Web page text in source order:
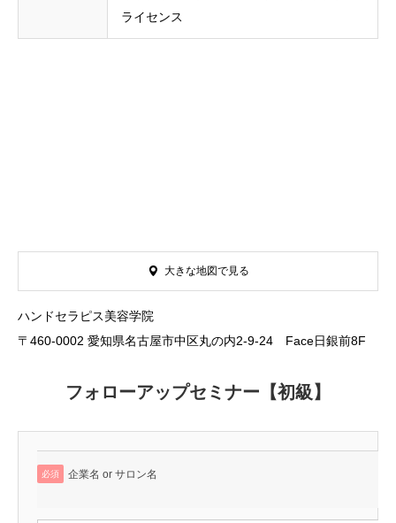
ライセンス
ハンドセラピス美容学院
〒460-0002 愛知県名古屋市中区丸の内2-9-24 Face日銀前8F
大きな地図で見る
フォローアップセミナー【初級】
必須 企業名 or サロン名